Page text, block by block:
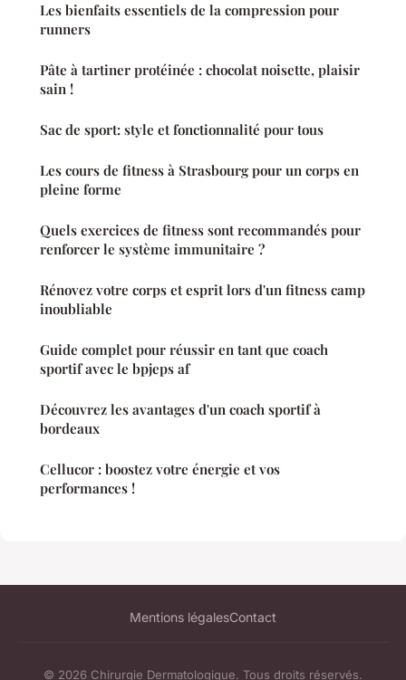
Les bienfaits essentiels de la compression pour
runners
Pâte à tartiner protéinée : chocolat noisette, plaisir
sain !
Sac de sport: style et fonctionnalité pour tous
Les cours de fitness à Strasbourg pour un corps en
pleine forme
Quels exercices de fitness sont recommandés pour
renforcer le système immunitaire ?
Rénovez votre corps et esprit lors d'un fitness camp
inoubliable
Guide complet pour réussir en tant que coach
sportif avec le bpjeps af
Découvrez les avantages d'un coach sportif à
bordeaux
Cellucor : boostez votre énergie et vos
performances !
Mentions légalesContact
© 2026 Chirurgie Dermatologique. Tous droits réservés.